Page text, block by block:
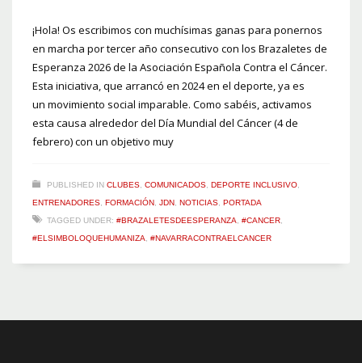
¡Hola! Os escribimos con muchísimas ganas para ponernos
en marcha por tercer año consecutivo con los Brazaletes de
Esperanza 2026 de la Asociación Española Contra el Cáncer.
Esta iniciativa, que arrancó en 2024 en el deporte, ya es
un movimiento social imparable. Como sabéis, activamos
esta causa alrededor del Día Mundial del Cáncer (4 de
febrero) con un objetivo muy
PUBLISHED IN CLUBES COMUNICADOS DEPORTE INCLUSIVO
ENTRENADORES FORMACIÓN JDN NOTICIAS PORTADA
TAGGED UNDER: #BRAZALETESDEESPERANZA #CANCER
#ELSIMBOLOQUEHUMANIZA
#NAVARRACONTRAELCANCER